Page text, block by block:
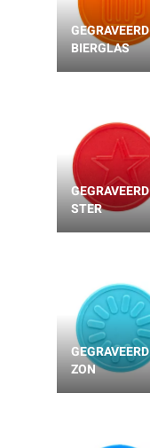
GEGRAVEERD
BIERGLAS
GEGRAVEERD
STER
GEGRAVEERD
ZON